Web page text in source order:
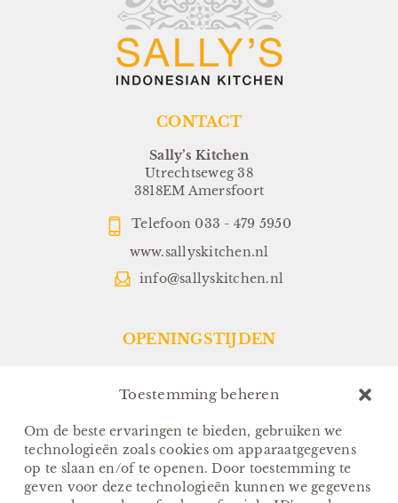
Toestemming beheren
Om de beste ervaringen te bieden, gebruiken we
technologieën zoals cookies om apparaatgegevens
op te slaan en/of te openen. Door toestemming te
geven voor deze technologieën kunnen we gegevens
RESERVEREN
CATERING
GROEPEN
CONTACT
Sally’s Kitchen
Utrechtseweg 38
3818EM Amersfoort
Telefoon 033 - 479 5950
www.sallyskitchen.nl
info@sallyskitchen.nl
OPENINGSTIJDEN
Dinsdag t/m Zondag:
Vanaf 17.00 uur
(Keuken sluit om 21.30 uur)
Sallys-To-Go:
Van Dinsdag t/m Zondag:
Afhalen tussen 17.00 en 18.00